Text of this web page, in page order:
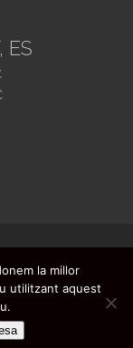
ES
butlletí -
- Disseny
la millor
utilitzant aquest